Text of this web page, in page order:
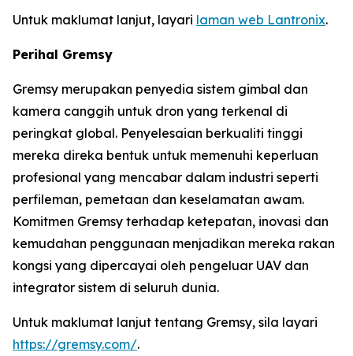
Untuk maklumat lanjut, layari laman web Lantronix.
Perihal Gremsy
Gremsy merupakan penyedia sistem gimbal dan
kamera canggih untuk dron yang terkenal di
peringkat global. Penyelesaian berkualiti tinggi
mereka direka bentuk untuk memenuhi keperluan
profesional yang mencabar dalam industri seperti
perfileman, pemetaan dan keselamatan awam.
Komitmen Gremsy terhadap ketepatan, inovasi dan
kemudahan penggunaan menjadikan mereka rakan
kongsi yang dipercayai oleh pengeluar UAV dan
integrator sistem di seluruh dunia.
Untuk maklumat lanjut tentang Gremsy, sila layari
https://gremsy.com/.